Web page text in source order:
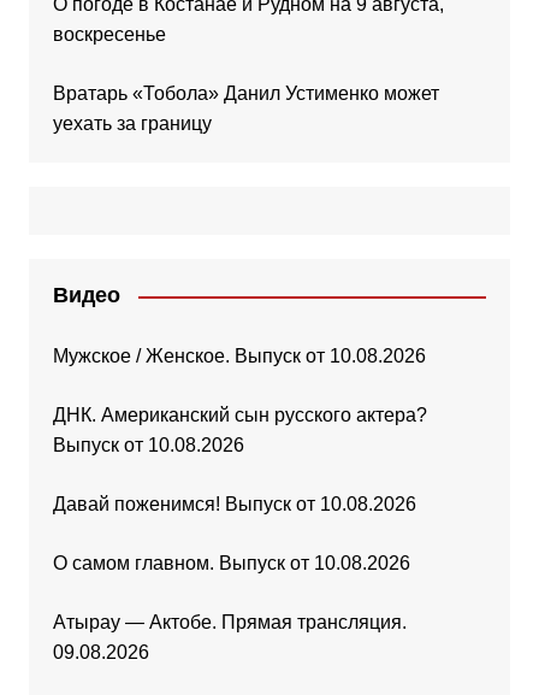
О погоде в Костанае и Рудном на 9 августа,
воскресенье
Вратарь «Тобола» Данил Устименко может
уехать за границу
Видео
Мужское / Женское. Выпуск от 10.08.2026
ДНК. Американский сын русского актера?
Выпуск от 10.08.2026
Давай поженимся! Выпуск от 10.08.2026
О самом главном. Выпуск от 10.08.2026
Атырау — Актобе. Прямая трансляция.
09.08.2026